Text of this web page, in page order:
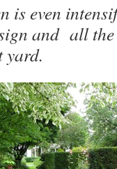
is even
and all
yard.